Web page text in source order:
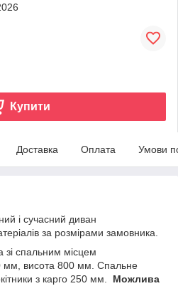
Купити
Доставка Оплата Умови
і сучасний диван
за розмірами замовника.
зі спальним місцем
мм, висота 800 мм. Спальне
з карго 250 мм. Можлива